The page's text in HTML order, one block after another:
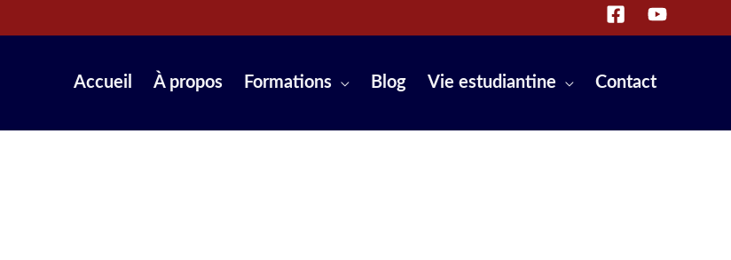
Accueil À propos Formations Blog Vie estudiantine Contact